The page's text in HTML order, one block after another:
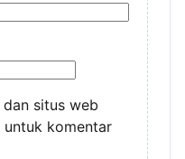
dan situs web
untuk komentar